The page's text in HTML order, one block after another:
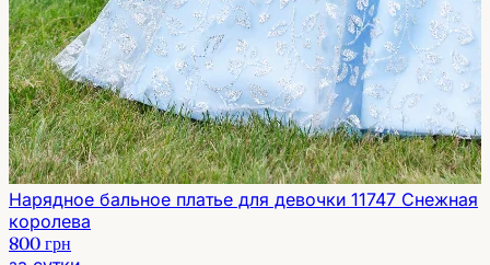
Нарядное бальное платье для девочки 11747 Снежная
королева
800 грн